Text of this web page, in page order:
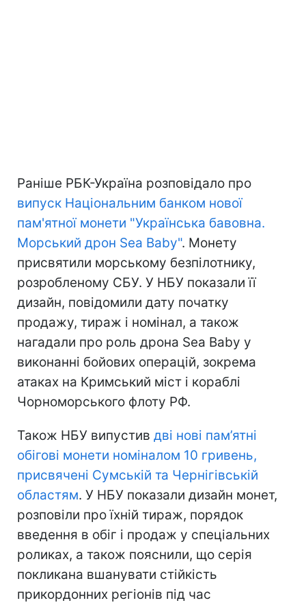
Раніше РБК-Україна розповідало про
випуск Національним банком нової
пам'ятної монети "Українська бавовна.
Морський дрон Sea Baby". Монету
присвятили морському безпілотнику,
розробленому СБУ. У НБУ показали її
дизайн, повідомили дату початку
продажу, тираж і номінал, а також
нагадали про роль дрона Sea Baby у
виконанні бойових операцій, зокрема
атаках на Кримський міст і кораблі
Чорноморського флоту РФ.
Також НБУ випустив дві нові пам’ятні
обігові монети номіналом 10 гривень,
присвячені Сумській та Чернігівській
областям. У НБУ показали дизайн монет,
розповіли про їхній тираж, порядок
введення в обіг і продаж у спеціальних
роликах, а також пояснили, що серія
покликана вшанувати стійкість
прикордонних регіонів під час